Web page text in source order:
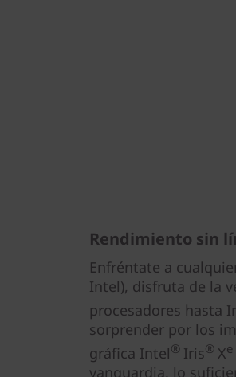
Rendimiento sin
Enfréntate a
Intel), disfruta de la
procesadores hasta
sorprender por los
gráfica Intel® Iris® Xe
vanguardia, lo